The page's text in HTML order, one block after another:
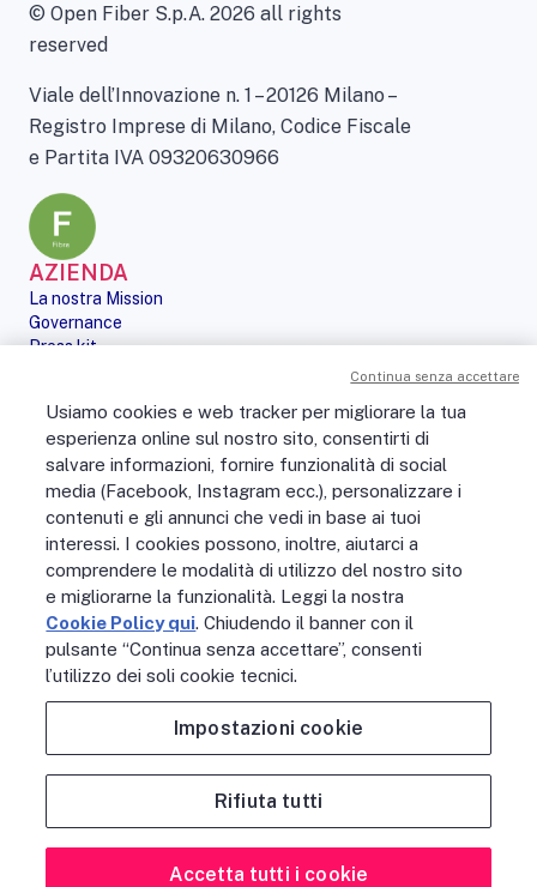
© Open Fiber S.p.A. 2026 all rights
reserved
Viale dell’Innovazione n. 1 – 20126 Milano –
Registro Imprese di Milano, Codice Fiscale
e Partita IVA 09320630966
AZIENDA
La nostra Mission
Governance
Press kit
Digital Services Act
PERSONE
No Fibra? No Party!
Posizioni aperte
La vita in Open Fiber
Lavora con noi
La nostra cultura
MONDO OPEN FIBER
Supporto
Assistenza scavi
Open Fiber Network Solutions
Area Riservata Operatori
NOTE LEGALIACCESSIBILITÀPRIVACY POLICYCOOKIE POLICYCREDITS
SITEMAPPREFERENZE COOKIE
Usiamo cookies e web tracker per migliorare la tua
esperienza online sul nostro sito, consentirti di
salvare informazioni, fornire funzionalità di social
media (Facebook, Instagram ecc.), personalizzare i
contenuti e gli annunci che vedi in base ai tuoi
interessi. I cookies possono, inoltre, aiutarci a
comprendere le modalità di utilizzo del nostro sito
e migliorarne la funzionalità. Leggi la nostra
Cookie Policy qui. Chiudendo il banner con il
pulsante “Continua senza accettare”, consenti
l’utilizzo dei soli cookie tecnici.
Impostazioni cookie
Rifiuta tutti
Accetta tutti i cookie
Continua senza accettare